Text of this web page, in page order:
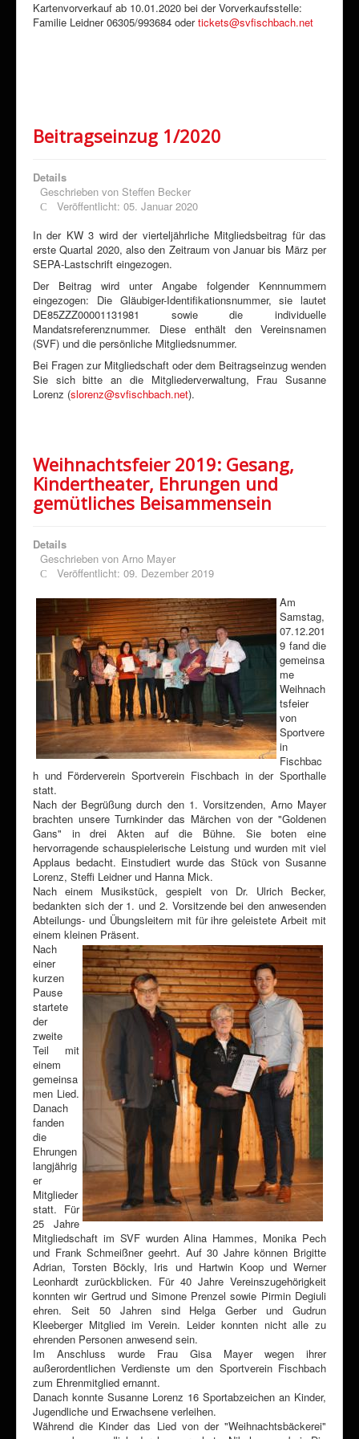
Kartenvorverkauf ab 10.01.2020 bei der Vorverkaufsstelle:
Familie Leidner 06305/993684 odertickets@svfischbach.net
Beitragseinzug 1/2020
Details
Geschrieben von Steffen Becker
Veröffentlicht: 05. Januar 2020
In der KW 3 wird der vierteljährliche Mitgliedsbeitrag für das
erste Quartal 2020, also den Zeitraum von Januar bis März per
SEPA-Lastschrift eingezogen.
Der Beitrag wird unter Angabe folgender Kennnummern
eingezogen: Die Gläubiger-Identifikationsnummer, sie lautet
DE85ZZZ00001131981 sowie die individuelle
Mandatsreferenznummer. Diese enthält den Vereinsnamen
(SVF) und die persönliche Mitgliedsnummer.
Bei Fragen zur Mitgliedschaft oder dem Beitragseinzug wenden
Sie sich bitte an die Mitgliederverwaltung, Frau Susanne
Lorenz (slorenz@svfischbach.net).
Weihnachtsfeier 2019: Gesang,
Kindertheater, Ehrungen und
gemütliches Beisammensein
Details
Geschrieben von Arno Mayer
Veröffentlicht: 09. Dezember 2019
Am
Samstag,
07.12.201
9 fand die
gemeinsa
me
Weihnach
tsfeier
von
Sportvere
in
Fischbac
h und Förderverein Sportverein Fischbach in der Sporthalle
statt.
Nach der Begrüßung durch den 1. Vorsitzenden, Arno Mayer
brachten unsere Turnkinder das Märchen von der "Goldenen
Gans" in drei Akten auf die Bühne. Sie boten eine
hervorragende schauspielerische Leistung und wurden mit viel
Applaus bedacht. Einstudiert wurde das Stück von Susanne
Lorenz, Steffi Leidner und Hanna Mick.
Nach einem Musikstück, gespielt von Dr. Ulrich Becker,
bedankten sich der 1. und 2. Vorsitzende bei den anwesenden
Abteilungs- und Übungsleitern mit für ihre geleistete Arbeit mit
einem kleinen Präsent.
Nach
einer
kurzen
Pause
startete
der
zweite
Teil mit
einem
gemeinsa
men Lied.
Danach
fanden
die
Ehrungen
langjährig
er
Mitglieder
statt. Für
25 Jahre
Mitgliedschaft im SVF wurden Alina Hammes, Monika Pech
und Frank Schmeißner geehrt. Auf 30 Jahre können Brigitte
Adrian, Torsten Böckly, Iris und Hartwin Koop und Werner
Leonhardt zurückblicken. Für 40 Jahre Vereinszugehörigkeit
konnten wir Gertrud und Simone Prenzel sowie Pirmin Degiuli
ehren. Seit 50 Jahren sind Helga Gerber und Gudrun
Kleeberger Mitglied im Verein. Leider konnten nicht alle zu
ehrenden Personen anwesend sein.
Im Anschluss wurde Frau Gisa Mayer wegen ihrer
außerordentlichen Verdienste um den Sportverein Fischbach
zum Ehrenmitglied ernannt.
Danach konnte Susanne Lorenz 16 Sportabzeichen an Kinder,
Jugendliche und Erwachsene verleihen.
Während die Kinder das Lied von der "Weihnachtsbäckerei"